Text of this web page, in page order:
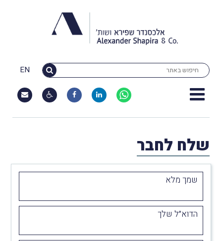
EN
שלח לחבר
שמך מלא
הדוא״ל שלך